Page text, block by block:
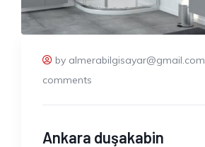
by almerabilgisayar@gmail.com
comments
Ankara duşakabin